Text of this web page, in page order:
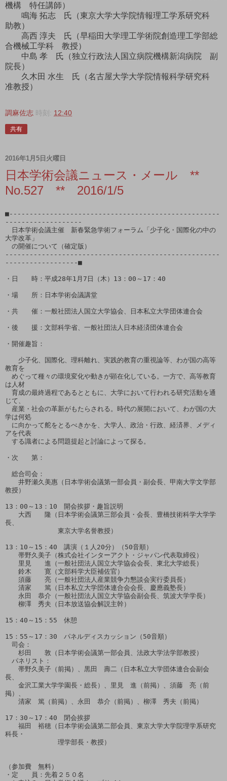
機構 特任講師）
鳴海 拓志 氏（東京大学大学院情報理工学系研究科
助教）
高西 淳夫 氏（早稲田大学理工学術院創造理工学部総
合機械工学科 教授）
中島 孝 氏（独立行政法人国立病院機構新潟病院 副
院長）
久木田 水生 氏（名古屋大学大学院情報科学研究科
准教授）
調麻佐志 時刻: 12:40
共有
2016年1月5日火曜日
日本学術会議ニュース・メール **
No.527 ** 2016/1/5
■----------------------------------------------------
-------------------
日本学術会議主催　新春緊急学術フォーラム「少子化・国際化の中の
大学改革」
の開催について（確定版）
-----------------------------------------------------
------------------■
・日　　時：平成28年1月7日（木）13：00～17：40
・場　　所：日本学術会議講堂
・共　　催：一般社団法人国立大学協会、日本私立大学団体連合会
・後　　援：文部科学省、一般社団法人日本経済団体連合会
・開催趣旨：
少子化、国際化、理科離れ、実践的教育の重視論等、わが国の高等
教育を
めぐって種々の環境変化や動きが顕在化している。一方で、高等教育
は人材
育成の最終過程であるとともに、大学において行われる研究活動を通
じて、
産業・社会の革新がもたらされる。時代の展開において、わが国の大
学は何処
に向かって舵をとるべきかを、大学人、政治・行政、経済界、メディ
アを代表
する識者による問題提起と討論によって探る。
・次　　第：
総合司会：
井野瀬久美惠（日本学術会議第一部会員・副会長、甲南大学文学部
教授）
13：00～13：10　開会挨拶・趣旨説明
大西　　隆（日本学術会議第三部会員・会長、豊橋技術科学大学学
長、
東京大学名誉教授）
13：10～15：40　講演（１人20分）（50音順）
帯野久美子（株式会社インターアクト・ジャパン代表取締役）
里見　　進（一般社団法人国立大学協会会長、東北大学総長）
鈴木　　寛（文部科学大臣補佐官）
須藤　　亮（一般社団法人産業競争力懇談会実行委員長）
清家　　篤（日本私立大学団体連合会会長、慶應義塾長）
永田　恭介（一般社団法人国立大学協会副会長、筑波大学学長）
柳澤　秀夫（日本放送協会解説主幹）
15：40～15：55　休憩
15：55～17：30　パネルディスカッション（50音順）
司会：
杉田　　敦（日本学術会議第一部会員、法政大学法学部教授）
パネリスト：
帯野久美子（前掲）、黒田　壽二（日本私立大学団体連合会副会
長、
金沢工業大学学園長・総長）、里見　進（前掲）、須藤　亮（前
掲）、
清家　篤（前掲）、永田　恭介（前掲）、柳澤　秀夫（前掲）
17：30～17：40　閉会挨拶
福田　裕穂（日本学術会議第二部会員、東京大学大学院理学系研究
科長・
理学部長・教授）
（参加費　無料）
・定　　員：先着２５０名